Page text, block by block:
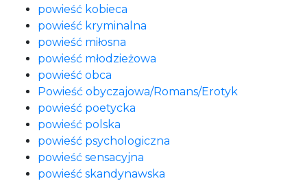
powieść kobieca
powieść kryminalna
powieść miłosna
powieść młodzieżowa
powieść obca
Powieść obyczajowa/Romans/Erotyk
powieść poetycka
powieść polska
powieść psychologiczna
powieść sensacyjna
powieść skandynawska